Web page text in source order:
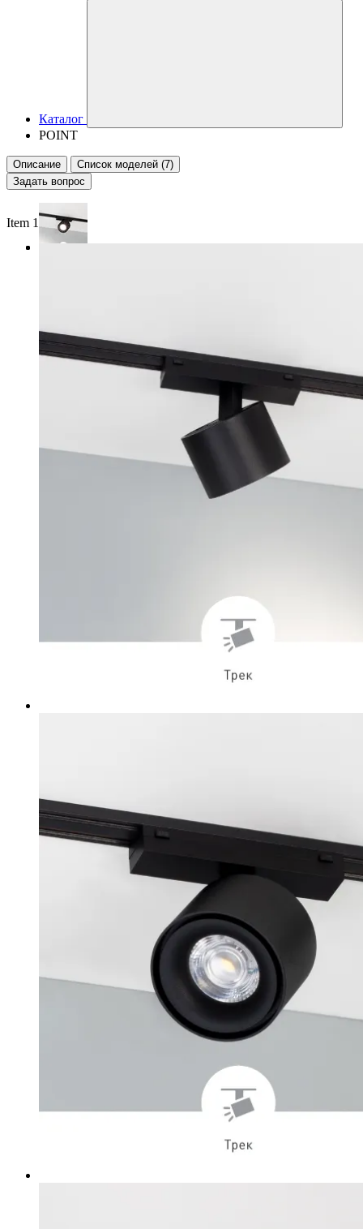
Каталог
POINT
Описание
Список моделей (7)
Задать вопрос
Item 1 of 3